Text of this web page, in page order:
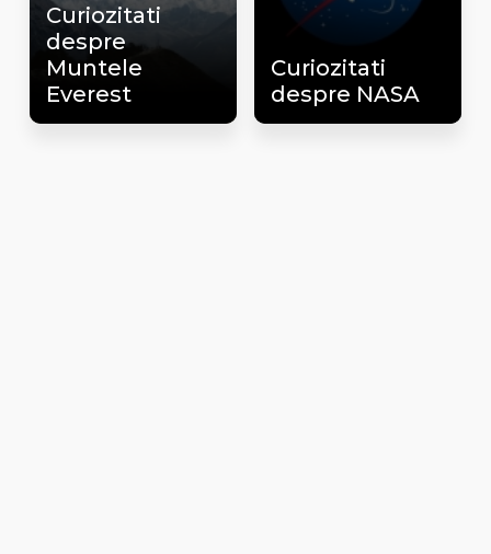
Curiozitati
despre
Muntele
Everest
Curiozitati
despre NASA